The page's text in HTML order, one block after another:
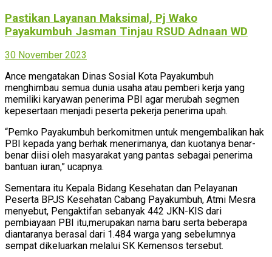
Pastikan Layanan Maksimal, Pj Wako
Payakumbuh Jasman Tinjau RSUD Adnaan WD
30 November 2023
Ance mengatakan Dinas Sosial Kota Payakumbuh
menghimbau semua dunia usaha atau pemberi kerja yang
memiliki karyawan penerima PBI agar merubah segmen
kepesertaan menjadi peserta pekerja penerima upah.
“Pemko Payakumbuh berkomitmen untuk mengembalikan hak
PBI kepada yang berhak menerimanya, dan kuotanya benar-
benar diisi oleh masyarakat yang pantas sebagai penerima
bantuan iuran,” ucapnya.
Sementara itu Kepala Bidang Kesehatan dan Pelayanan
Peserta BPJS Kesehatan Cabang Payakumbuh, Atmi Mesra
menyebut, Pengaktifan sebanyak 442 JKN-KIS dari
pembiayaan PBI itu,merupakan nama baru serta beberapa
diantaranya berasal dari 1.484 warga yang sebelumnya
sempat dikeluarkan melalui SK Kemensos tersebut.